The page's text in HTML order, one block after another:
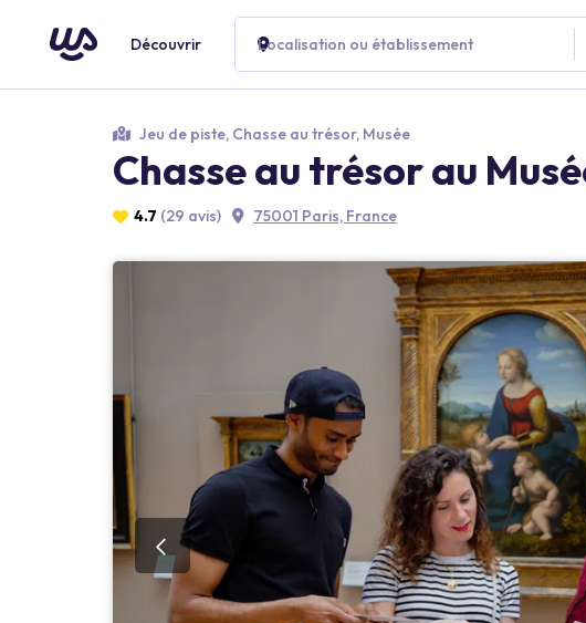
Découvrir Localisation ou établissement
Jeu de piste, Chasse au trésor, Musée
Chasse au trésor au
4.7 (29 avis) 75001 Paris, France